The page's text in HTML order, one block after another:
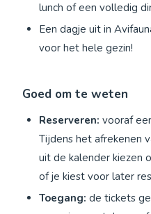
lunch of een volledig
Een dagje uit in
voor het hele gezin!
Goed om te weten
Reserveren: vooraf
Tijdens het afrekenen
uit de kalender kiezen
of je kiest voor later
Toegang: de tickets